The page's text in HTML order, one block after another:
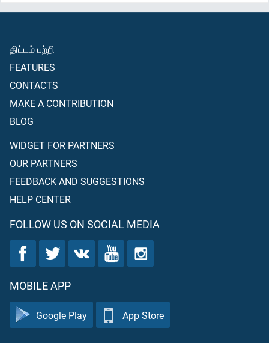
திட்டம் பற்றி
FEATURES
CONTACTS
MAKE A CONTRIBUTION
BLOG
WIDGET FOR PARTNERS
OUR PARTNERS
FEEDBACK AND SUGGESTIONS
HELP CENTER
FOLLOW US ON SOCIAL MEDIA
MOBILE APP
Google Play App Store